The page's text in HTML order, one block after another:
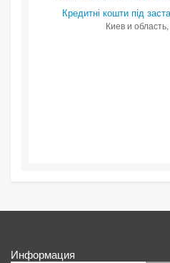
Кредитні кошти під
Киев и область
Информация